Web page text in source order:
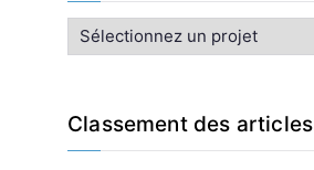
n
x
Classement des articles